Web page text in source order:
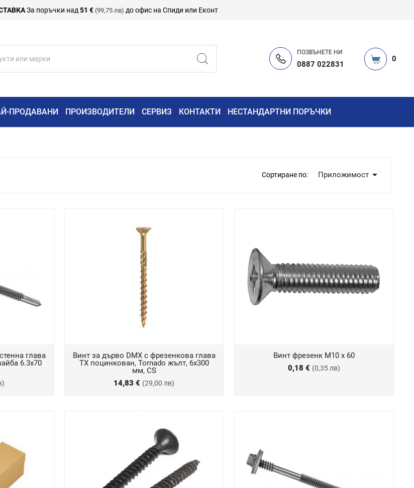
За поръчки над 51 € (99,75 лв) до офис на Спиди или Еконт
ПОЗВЪНЕТЕ НИ
0887 022831
0
ПРОДАВАНИ ПРОИЗВОДИТЕЛИ СЕРВИЗ КОНТАКТИ НЕСТАНДАРТНИ ПОРЪЧКИ
Сортиране по: Приложимост
глава
6.3x70
Винт за дърво DMX с фрезенкова глава
TX поцинкован, Tornado жълт, 6x300
мм, CS
14,83 € (29,00 лв)
Винт фрезенк М10 х 60
0,18 € (0,35 лв)